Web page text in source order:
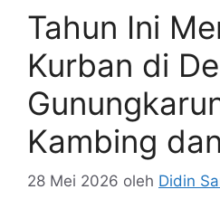
Tahun Ini
Kurban di
Kambing
28 Mei 2026 oleh Didin